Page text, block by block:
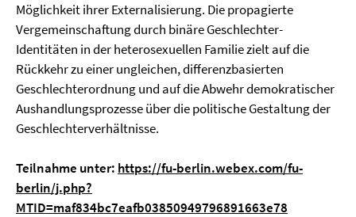
Möglichkeit ihrer Externalisierung. Die propagierte
Vergemeinschaftung durch binäre Geschlechter-
Identitäten in der heterosexuellen Familie zielt auf die
Rückkehr zu einer ungleichen, differenzbasierten
Geschlechterordnung und auf die Abwehr demokratischer
Aushandlungsprozesse über die politische Gestaltung der
Geschlechterverhältnisse.
Teilnahme unter: https://fu-berlin.webex.com/fu-
berlin/j.php?
MTID=maf834bc7eafb03850949796891663e78